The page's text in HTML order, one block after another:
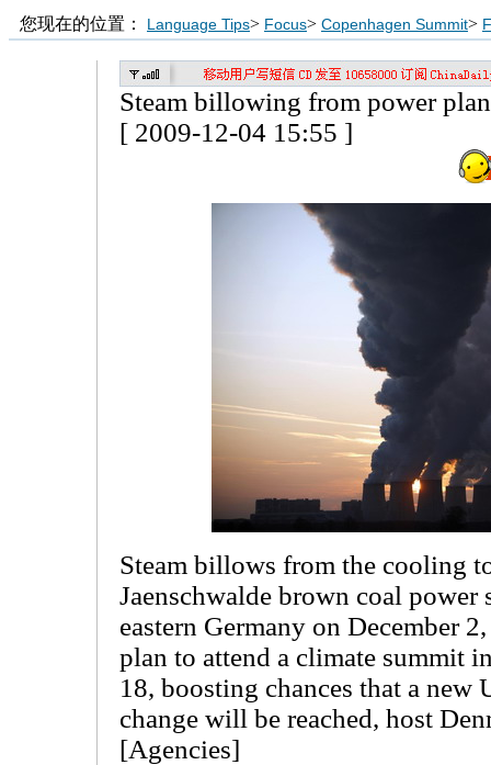
您现在的位置： Language Tips> Focus> Copenhagen Summit>
Steam billowing from power
[ 2009-12-04 15:55 ]
Steam billows from the cooling
Jaenschwalde brown coal power
eastern Germany on December
plan to attend a climate summit
18, boosting chances that a
change will be reached, host
[Agencies]